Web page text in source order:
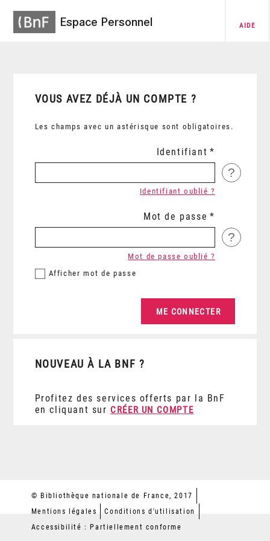
Espace Personnel AIDE
VOUS AVEZ DÉJÀ UN COMPTE ?
Les champs avec un astérisque sont obligatoires.
Identifiant
?
Identifiant oublié ?
Mot de passe
?
Afficher mot de passe
Mot de passe oublié ?
NOUVEAU À LA BNF ?
Profitez des services offerts par la BnF
en cliquant sur CRÉER UN COMPTE
© Bibliothèque nationale de France, 2017
Mentions légales
Conditions d'utilisation
Accessibilité : Partiellement conforme